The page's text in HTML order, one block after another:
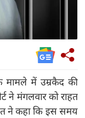
मामले में उम्रकैद की
ने मंगलवार को राहत
ने कहा कि इस समय